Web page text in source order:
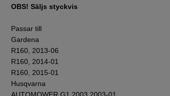
OBS! Säljs styckvis
Passar till
Gardena
R160, 2013-06
R160, 2014-01
R160, 2015-01
Husqvarna
AUTOMOWER G1 2003 2003-01